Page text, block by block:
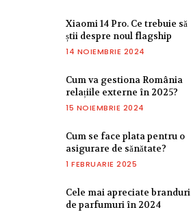
Xiaomi 14 Pro. Ce trebuie să
știi despre noul flagship
14 NOIEMBRIE 2024
Cum va gestiona România
relațiile externe în 2025?
15 NOIEMBRIE 2024
Cum se face plata pentru o
asigurare de sănătate?
1 FEBRUARIE 2025
Cele mai apreciate branduri
de parfumuri în 2024